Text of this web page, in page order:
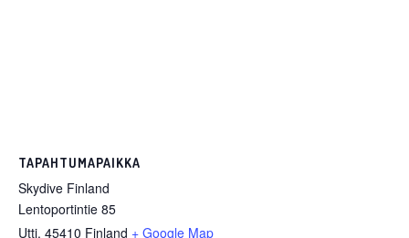
TAPAHTUMAPAIKKA
Skydive Finland
Lentoportintie 85
Utti, 45410 Finland + Google Map